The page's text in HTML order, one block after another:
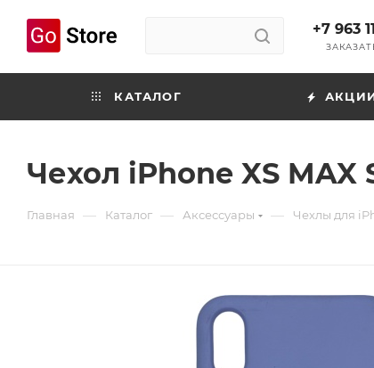
+7 963
КАТАЛОГ
Чехол iPhone XS MAX
Главная — Каталог — Аксессуары — Чехлы для